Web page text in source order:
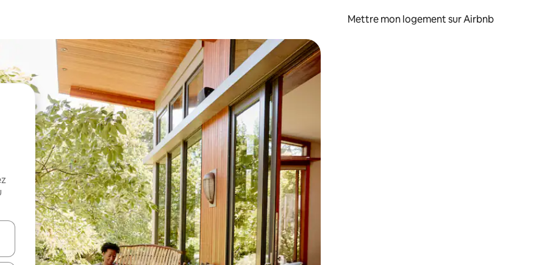
Mettre mon logement sur Airbnb
vers le haut et vers le bas pour les parcourir ou en appuyant et en faisant glisser.